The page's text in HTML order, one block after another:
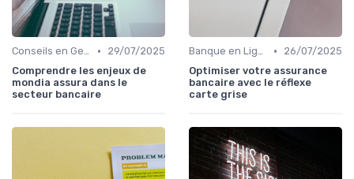
Conseils en Gestion de Patrimoine •
29/07/2025
Comprendre les enjeux de
mondia assura dans le
secteur bancaire
Banque en Ligne et Mobile •
26/07/2025
Optimiser votre assurance
bancaire avec le réflexe
carte grise